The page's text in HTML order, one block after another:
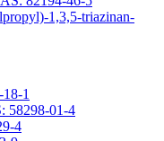
1,3,5-triazinan-
1
58298-01-4
4